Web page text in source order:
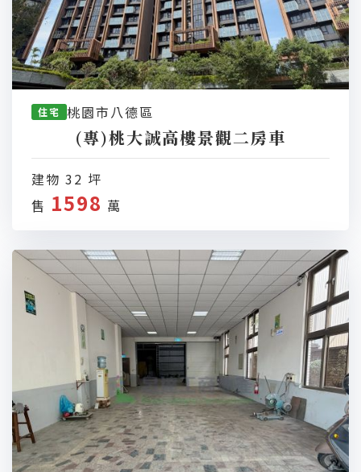
住宅 桃園市八德區
(專)桃大誠高樓景觀二房車
建物 32 坪
售 1598 萬